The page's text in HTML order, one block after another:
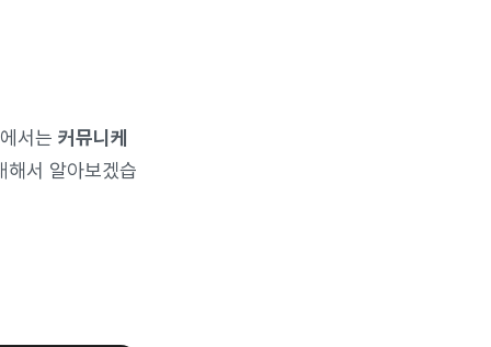
서는 커뮤니케
해서 알아보겠습